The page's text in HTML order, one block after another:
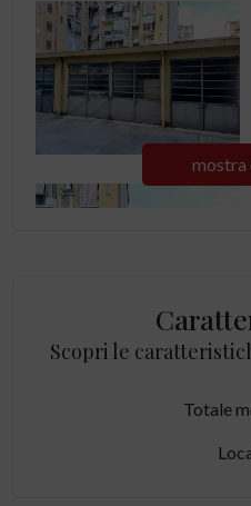
mostra
Scopri le
Totale